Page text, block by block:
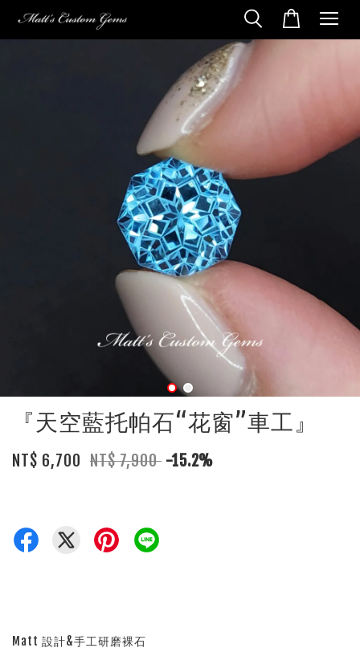
『天空藍托帕石“花窗”車工』
NT$ 6,700 NT$ 7,900 -15.2%
Matt 設計&手工研磨裸石